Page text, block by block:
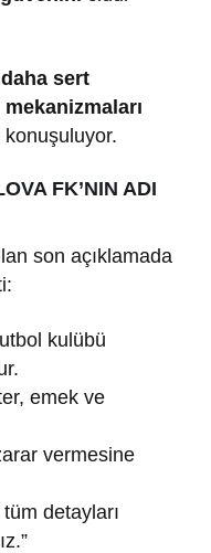
daha sert
konuşuluyor.
FK’NIN ADI
son açıklamada
kulübü
emek ve
vermesine
detayları